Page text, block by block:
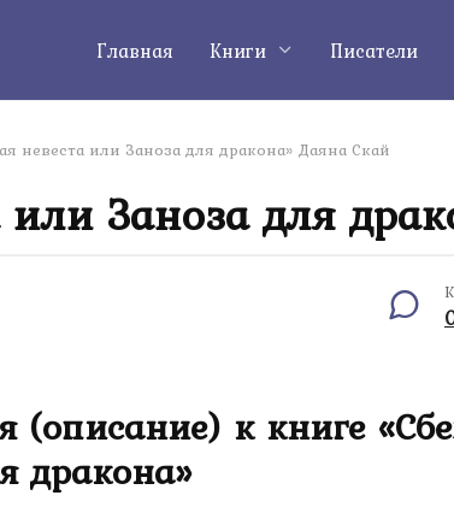
Главная Книги Писатели
невеста или Заноза для дракона» Даяна Скай
Заноза для
(описание) к книге
дракона»